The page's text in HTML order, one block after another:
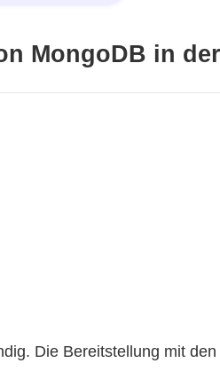
MongoDB in
Die Bereitstellung mit